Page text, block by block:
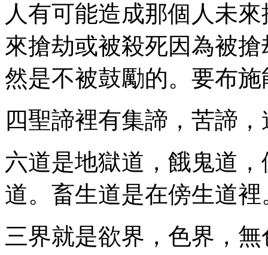
人有可能造成那個人未
來搶劫或被殺死因為被
然是不被鼓勵的。要布
四聖諦裡有集諦，苦諦
六道是地獄道，餓鬼道
道。畜生道是在傍生道裡
三界就是欲界，色界，